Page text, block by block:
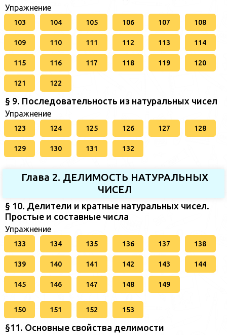
Упражнение
103 104 105 106 107 108
109 110 111 112 113 114
115 116 117 118 119 120
121 122
§ 9. Последовательность из натуральных чисел
Упражнение
123 124 125 126 127 128
129 130 131 132
Глава 2. ДЕЛИМОСТЬ НАТУРАЛЬНЫХ
ЧИСЕЛ
§ 10. Делители и кратные натуральных чисел.
Простые и составные числа
Упражнение
133 134 135 136 137 138
139 140 141 142 143 144
145 146 147 148 149
150 151 152 153
§11. Основные свойства делимости